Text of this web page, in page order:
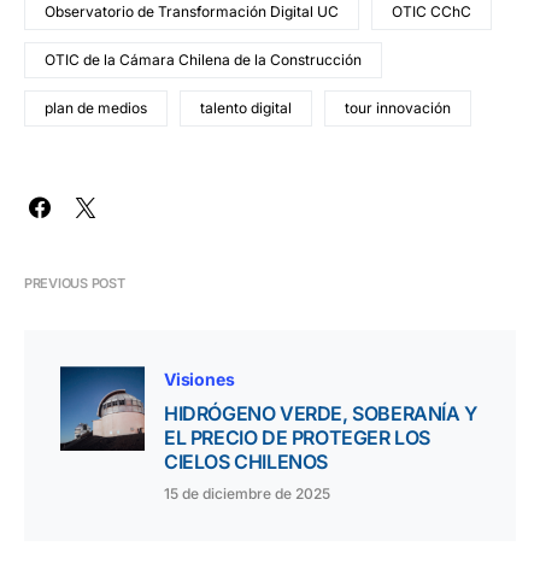
Observatorio de Transformación Digital UC OTIC CChC
OTIC de la Cámara Chilena de la Construcción
plan de medios talento digital tour innovación
PREVIOUS POST
Visiones
HIDRÓGENO VERDE, SOBERANÍA Y
EL PRECIO DE PROTEGER LOS
CIELOS CHILENOS
15 de diciembre de 2025